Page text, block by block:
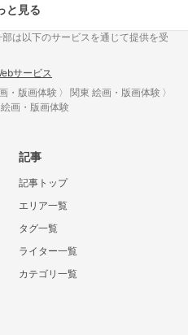
と見る
は以下のサービスを通じて提供を受
サービス
・版画体験
関東 絵画・版画体験
画・版画体験
記事
記事トップ
エリア一覧
タグ一覧
ライター一覧
カテゴリ一覧